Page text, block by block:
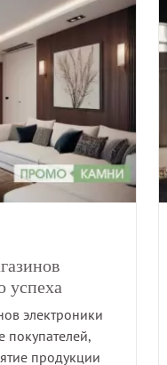
успеха
электроники
покупателей,
продукции